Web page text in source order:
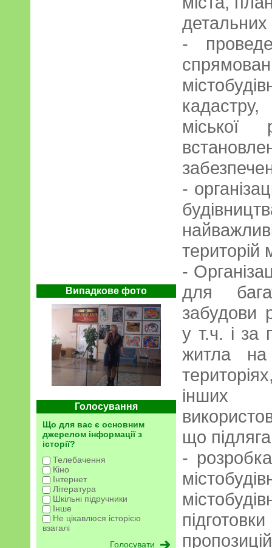
Випадкове фото
Голосування
Що для вас є основним
джерелом інформації з
історії?
Телебачення
Кіно
Інтернет
Література
Шкільні підручники
Інше
Не цікавлюся історією
взагалі
детальних
-
-
територій
-
для
забудови
у т.ч. і за
житла на
інших
що
-